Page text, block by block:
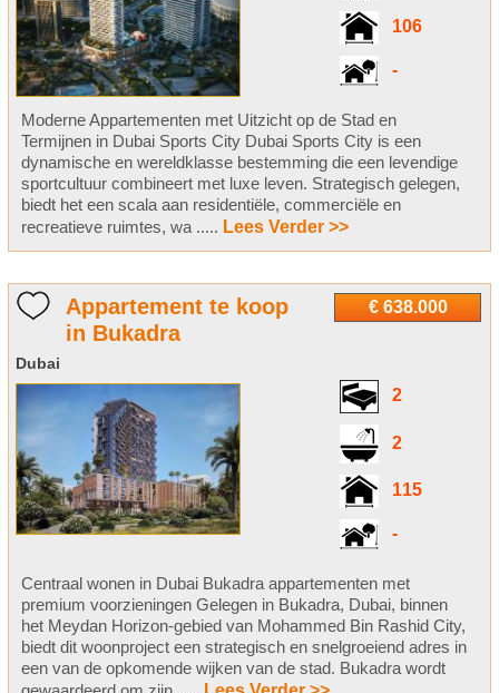
106
-
Moderne Appartementen met Uitzicht op de Stad en
Termijnen in Dubai Sports City Dubai Sports City is een
dynamische en wereldklasse bestemming die een levendige
sportcultuur combineert met luxe leven. Strategisch gelegen,
biedt het een scala aan residentiële, commerciële en
recreatieve ruimtes, wa ..... Lees Verder >>
€ 638.000
Appartement te koop
in Bukadra
Dubai
2
2
115
-
Centraal wonen in Dubai Bukadra appartementen met
premium voorzieningen Gelegen in Bukadra, Dubai, binnen
het Meydan Horizon-gebied van Mohammed Bin Rashid City,
biedt dit woonproject een strategisch en snelgroeiend adres in
een van de opkomende wijken van de stad. Bukadra wordt